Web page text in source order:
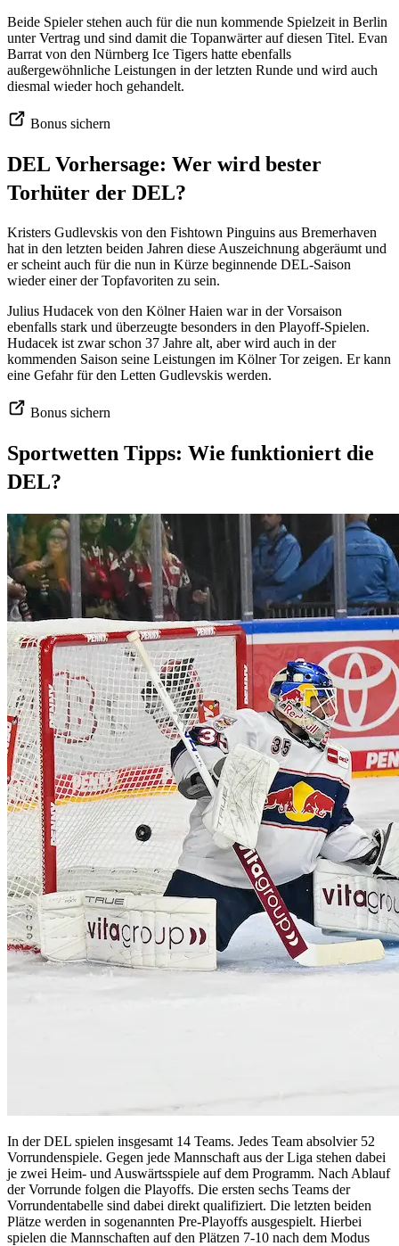
Beide Spieler stehen auch für die nun kommende Spielzeit in Berlin
unter Vertrag und sind damit die Topanwärter auf diesen Titel. Evan
Barrat von den Nürnberg Ice Tigers hatte ebenfalls
außergewöhnliche Leistungen in der letzten Runde und wird auch
diesmal wieder hoch gehandelt.
Bonus sichern
DEL Vorhersage: Wer wird bester
Torhüter der DEL?
Kristers Gudlevskis von den Fishtown Pinguins aus Bremerhaven
hat in den letzten beiden Jahren diese Auszeichnung abgeräumt und
er scheint auch für die nun in Kürze beginnende DEL-Saison
wieder einer der Topfavoriten zu sein.
Julius Hudacek von den Kölner Haien war in der Vorsaison
ebenfalls stark und überzeugte besonders in den Playoff-Spielen.
Hudacek ist zwar schon 37 Jahre alt, aber wird auch in der
kommenden Saison seine Leistungen im Kölner Tor zeigen. Er kann
eine Gefahr für den Letten Gudlevskis werden.
Bonus sichern
Sportwetten Tipps: Wie funktioniert die
DEL?
In der DEL spielen insgesamt 14 Teams. Jedes Team absolvier 52
Vorrundenspiele. Gegen jede Mannschaft aus der Liga stehen dabei
je zwei Heim- und Auswärtsspiele auf dem Programm. Nach Ablauf
der Vorrunde folgen die Playoffs. Die ersten sechs Teams der
Vorrundentabelle sind dabei direkt qualifiziert. Die letzten beiden
Plätze werden in sogenannten Pre-Playoffs ausgespielt. Hierbei
spielen die Mannschaften auf den Plätzen 7-10 nach dem Modus